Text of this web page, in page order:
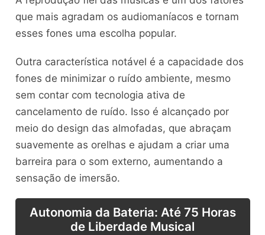
que mais agradam os audiomaníacos e tornam
esses fones uma escolha popular.
Outra característica notável é a capacidade dos
fones de minimizar o ruído ambiente, mesmo
sem contar com tecnologia ativa de
cancelamento de ruído. Isso é alcançado por
meio do design das almofadas, que abraçam
suavemente as orelhas e ajudam a criar uma
barreira para o som externo, aumentando a
sensação de imersão.
Autonomia da Bateria: Até 75 Horas
de Liberdade Musical